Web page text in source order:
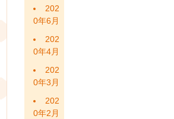
202
0年6月
202
0年4月
202
0年3月
202
0年2月